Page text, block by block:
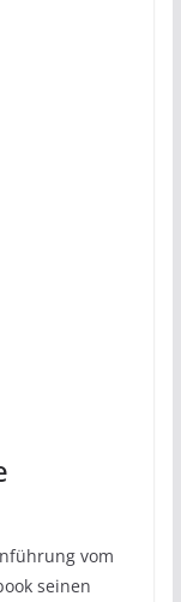
vom
seinen